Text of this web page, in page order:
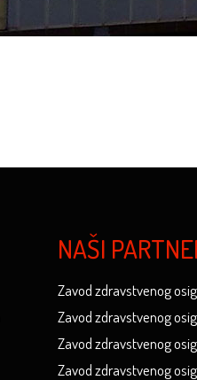
NAŠI
Zavod zdravstvenog
Zavod zdravstvenog
Zavod zdravstvenog
Zavod zdravstvenog